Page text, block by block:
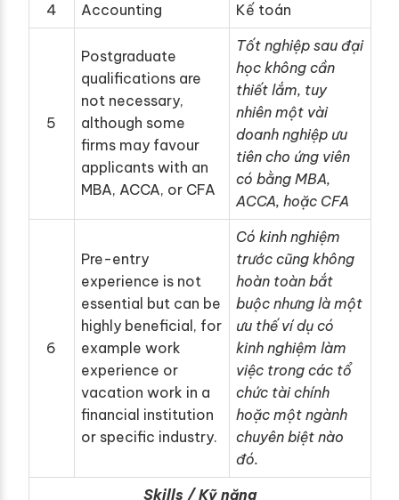
4
Accounting Kế toán
5
Postgraduate
qualifications are
not necessary,
although some
firms may favour
applicants with an
MBA, ACCA, or CFA
Tốt nghiệp sau đại
học không cần
thiết lắm, tuy
nhiên một vài
doanh nghiệp ưu
tiên cho ứng viên
có bằng MBA,
ACCA, hoặc CFA
6
Pre-entry
experience is not
essential but can be
highly beneficial, for
example work
experience or
vacation work in a
financial institution
or specific industry.
Có kinh nghiệm
trước cũng không
hoàn toàn bắt
buộc nhưng là một
ưu thế ví dụ có
kinh nghiệm làm
việc trong các tổ
chức tài chính
hoặc một ngành
chuyên biệt nào
đó.
Skills / Kỹ năng